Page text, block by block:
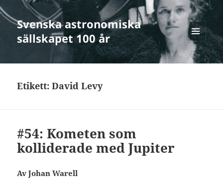
Svenska astronomiska
sällskapet 100 år
MENY
OCH
WIDGETS
Etikett:David Levy
#54: Kometen som
kolliderade med Jupiter
Av Johan Warell